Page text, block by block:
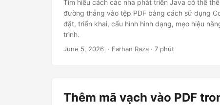
Tìm hiểu cách các nhà phát triển Java có thể
đường thẳng vào tệp PDF bằng cách sử dụng
đặt, triển khai, cấu hình hình dạng, mẹo hiệu
trình.
June 5, 2026 ‎ · Farhan Raza · 7 phút
Thêm mã vạch vào PDF